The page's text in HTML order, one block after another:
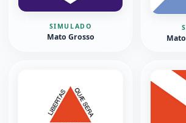
SIMULADO
Mato Grosso